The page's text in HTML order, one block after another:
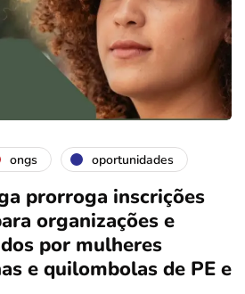
ongs oportunidades
prorroga inscrições
organizações e
por mulheres
e quilombolas de PE e